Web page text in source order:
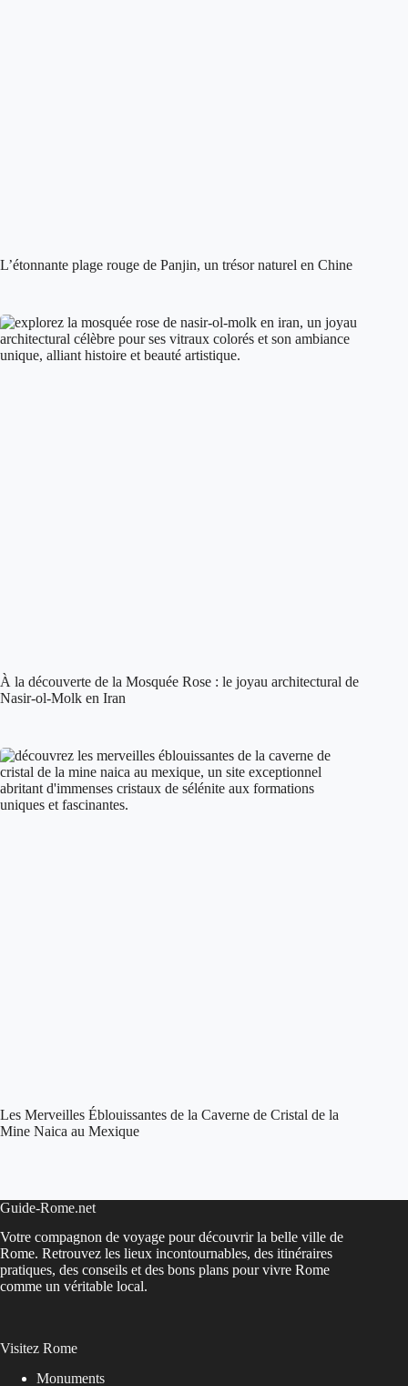
L’étonnante plage rouge de Panjin, un trésor naturel en Chine
À la découverte de la Mosquée Rose : le joyau architectural de
Nasir-ol-Molk en Iran
Les Merveilles Éblouissantes de la Caverne de Cristal de la
Mine Naica au Mexique
Guide-Rome.net
Votre compagnon de voyage pour découvrir la belle ville de
Rome. Retrouvez les lieux incontournables, des itinéraires
pratiques, des conseils et des bons plans pour vivre Rome
comme un véritable local.
Visitez Rome
Monuments